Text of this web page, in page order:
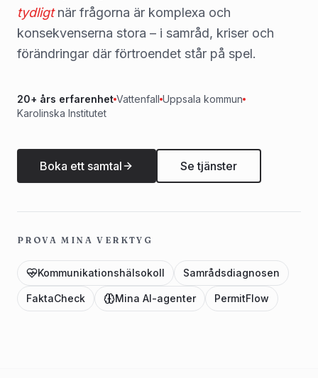
tydligtnär frågorna är komplexa och
konsekvenserna stora – i samråd, kriser och
förändringar där förtroendet står på spel.
20+ års erfarenhet Vattenfall Uppsala kommun
Karolinska Institutet
Boka ett samtal Se tjänster
PROVA MINA VERKTYG
Kommunikationshälsokoll Samrådsdiagnosen
FaktaCheck Mina AI-agenter PermitFlow